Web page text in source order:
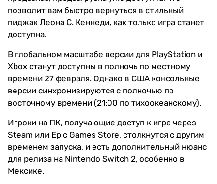
позволит вам быстро вернуться в стильный
пиджак Леона С. Кеннеди, как только игра станет
доступна.
В глобальном масштабе версии для PlayStation и
Xbox станут доступны в полночь по местному
времени 27 февраля. Однако в США консольные
версии синхронизируются с полночью по
восточному времени (21:00 по тихоокеанскому).
Игроки на ПК, получающие доступ к игре через
Steam или Epic Games Store, столкнутся с другим
временем запуска, и есть дополнительный нюанс
для релиза на Nintendo Switch 2, особенно в
Мексике.